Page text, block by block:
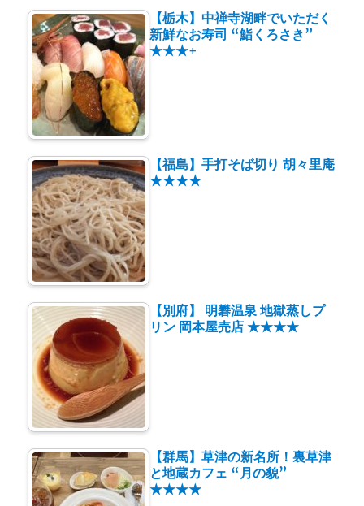
【栃木】中禅寺湖畔でいただく
新鮮なお寿司 “鮨くろさき”
★★★+
【福島】手打そば切り 胡々里庵
★★★★
【別府】 明礬温泉 地獄蒸しプ
リン 岡本屋売店 ★★★★
【群馬】草津の新名所！裏草津
と地蔵カフェ “月の貌”
★★★★